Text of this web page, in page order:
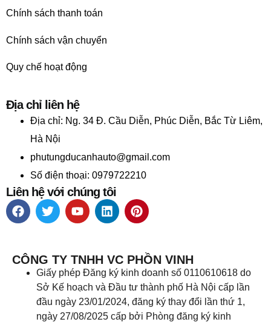
Chính sách thanh toán
Chính sách vận chuyển
Quy chế hoạt động
Địa chỉ liên hệ
Địa chỉ: Ng. 34 Đ. Cầu Diễn, Phúc Diễn, Bắc Từ Liêm,
Hà Nội
phutungducanhauto@gmail.com
Số điện thoại: 0979722210
Liên hệ với chúng tôi
CÔNG TY TNHH VC PHỒN VINH
Giấy phép Đăng ký kinh doanh số 0110610618 do
Sở Kế hoạch và Đầu tư thành phố Hà Nội cấp lần
đầu ngày 23/01/2024, đăng ký thay đổi lần thứ 1,
ngày 27/08/2025 cấp bởi Phòng đăng ký kinh